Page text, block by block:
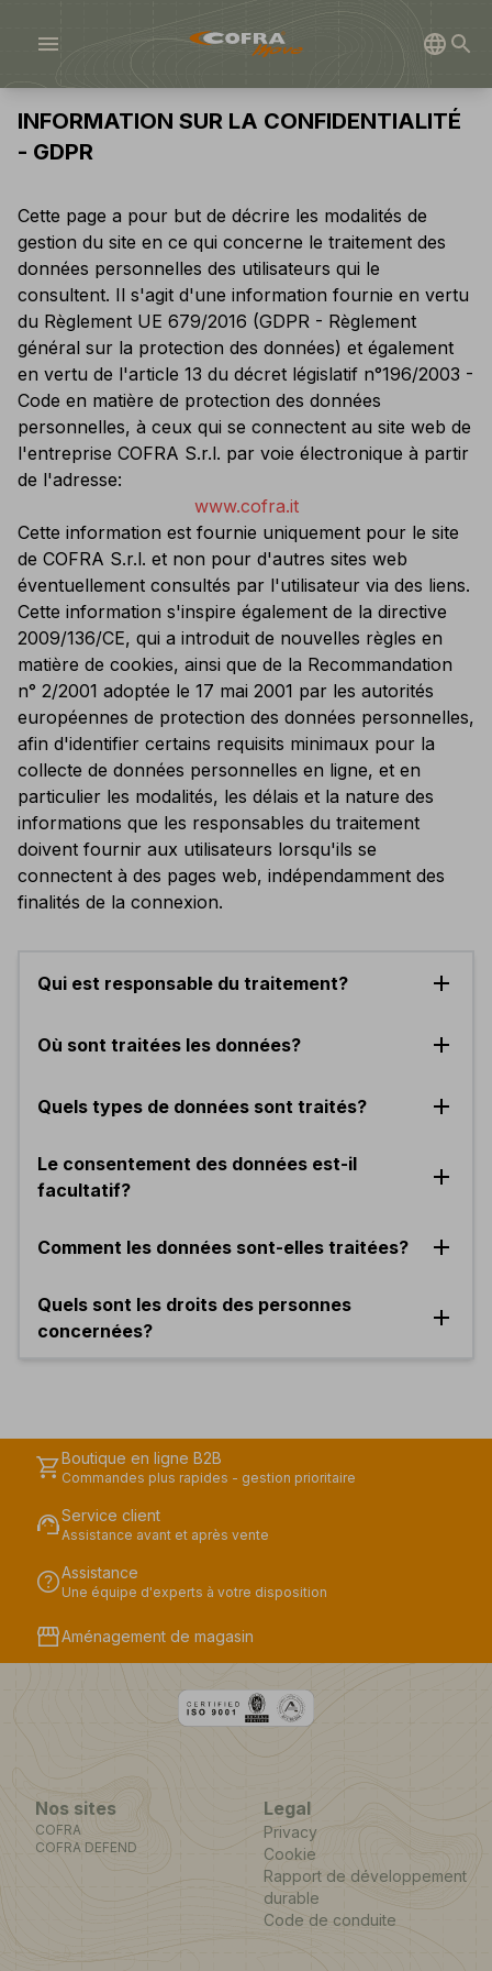
menu
INFORMATION SUR LA CONFIDENTIALITÉ
- GDPR
Cette page a pour but de décrire les modalités de
gestion du site en ce qui concerne le traitement des
données personnelles des utilisateurs qui le
consultent. Il s'agit d'une information fournie en vertu
du Règlement UE 679/2016 (GDPR - Règlement
général sur la protection des données) et également
en vertu de l'article 13 du décret législatif n°196/2003 -
Code en matière de protection des données
personnelles, à ceux qui se connectent au site web de
l'entreprise COFRA S.r.l. par voie électronique à partir
de l'adresse:
www.cofra.it
Cette information est fournie uniquement pour le site
de COFRA S.r.l. et non pour d'autres sites web
éventuellement consultés par l'utilisateur via des liens.
Cette information s'inspire également de la directive
2009/136/CE, qui a introduit de nouvelles règles en
matière de cookies, ainsi que de la Recommandation
n° 2/2001 adoptée le 17 mai 2001 par les autorités
européennes de protection des données personnelles,
afin d'identifier certains requisits minimaux pour la
collecte de données personnelles en ligne, et en
particulier les modalités, les délais et la nature des
informations que les responsables du traitement
doivent fournir aux utilisateurs lorsqu'ils se
connectent à des pages web, indépendamment des
finalités de la connexion.
Qui est responsable du traitement? add
Où sont traitées les données? add
Quels types de données sont traités? add
Le consentement des données est-il
facultatif?
add
Comment les données sont-elles traitées? add
Quels sont les droits des personnes
concernées?
add
shopping_cartBoutique en ligne B2B
Commandes plus rapides - gestion prioritaire
support_agentService client
Assistance avant et après vente
helpAssistance
Une équipe d'experts à votre disposition
storefrontAménagement de magasin
Nos sites
COFRA
COFRA DEFEND
Legal
Privacy
Cookie
Rapport de développement
durable
Code de conduite